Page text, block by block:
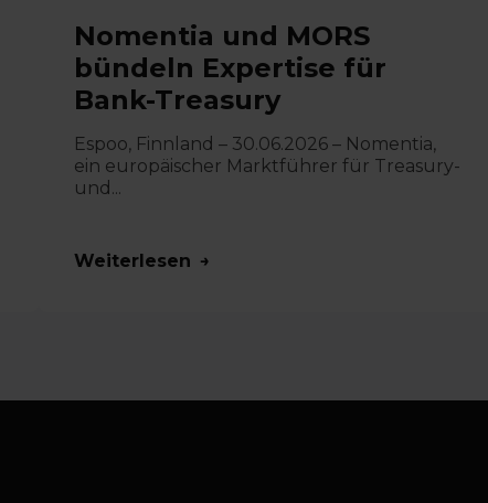
Nomentia und MORS
bündeln Expertise für
Bank-Treasury
Espoo, Finnland – 30.06.2026 – Nomentia,
ein europäischer Marktführer für Treasury-
und...
Weiterlesen